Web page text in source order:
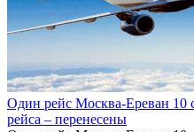
Один рейс Москва-Ереван 10
рейса – перенесены